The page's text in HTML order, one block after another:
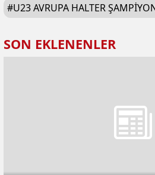
#U23 AVRUPA HALTER
SON EKLENENLER